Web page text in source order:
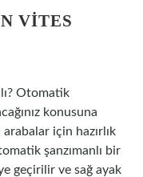
VITES
Otomatik
konusuna
için hazırlık
şanzımanlı bir
geçirilir ve sağ ayak